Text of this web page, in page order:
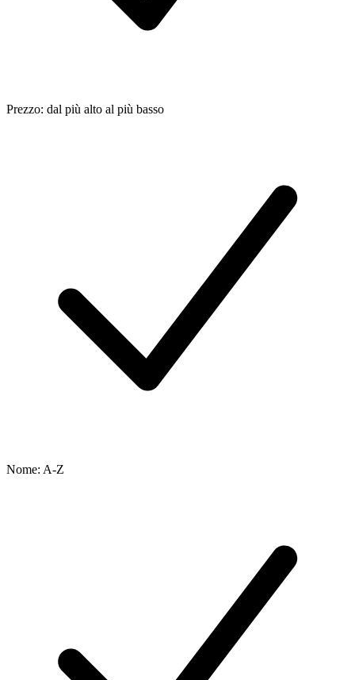
Prezzo: dal più alto al più basso
Nome: A-Z